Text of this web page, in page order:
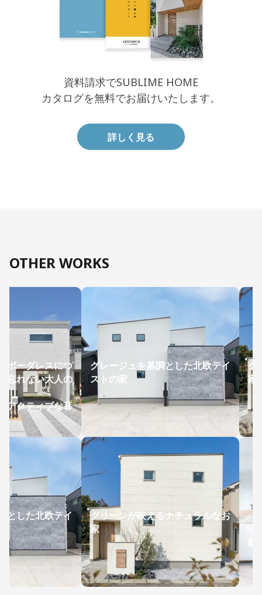
資料請求でSUBLIME HOME
カタログを無料でお届けいたします。
詳しく見る
OTHER WORKS
ボーダレスにつ
忘れない大人の
アクティブな暮
グレージュを基調とした北欧テイ
ストの家
グ
家
とした北欧テイ
グリーンが映えるナチュラルなお
家
「